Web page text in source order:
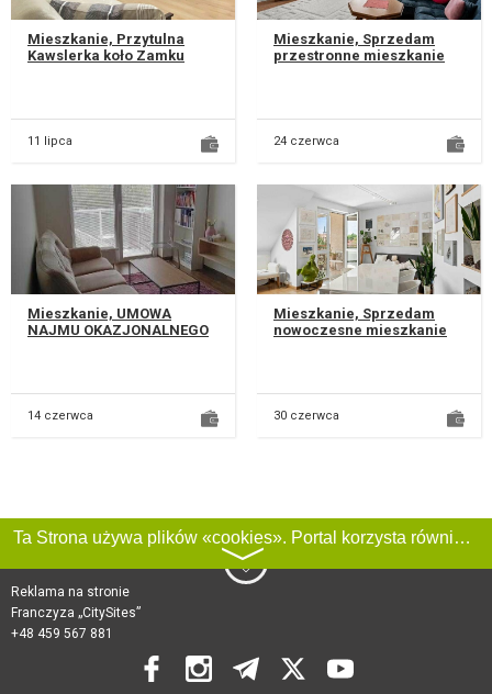
Mieszkanie, Przytulna
Kawslerka koło Zamku
11 lipca
Mieszkanie, Sprzedam
przestronne mieszkanie
24 czerwca
Mieszkanie, UMOWA
NAJMU OKAZJONALNEGO
14 czerwca
Mieszkanie, Sprzedam
nowoczesne mieszkanie
30 czerwca
Ta Strona używa plików «cookies». Portal korzysta również z serwisu internetowego do zbierania danych technicznych o odwiedzających w celu uzyskania informacji marketingowych i statystycznych. Warunki przetwarzania danych odwiedzających Stronę, patrz:
〉
Reklama na stronie
Franczyza „CitySites”
+48 459 567 881